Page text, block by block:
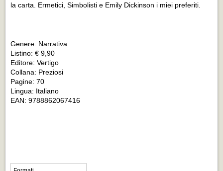
la carta. Ermetici, Simbolisti e Emily Dickinson i miei preferiti.
Genere: Narrativa
Listino: € 9,90
Editore: Vertigo
Collana: Preziosi
Pagine: 70
Lingua: Italiano
EAN: 9788862067416